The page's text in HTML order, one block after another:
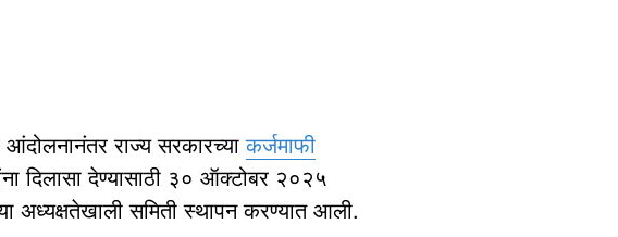
आंदोलनानंतर राज्य सरकारच्याकर्जमाफी
दिलासा देण्यासाठी ३० ऑक्टोबर २०२५
अध्यक्षतेखाली समिती स्थापन करण्यात आली.